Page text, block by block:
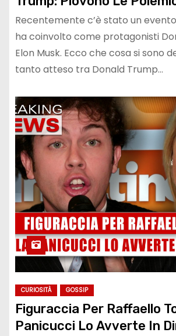
Recentemente c’è stato un
ha coinvolto come protagonisti
Elon Musk. Ecco che cosa si sono
tanto atteso tra Donald Trump…
CURIOSITÀ GOSSIP
Figuraccia Per Raffaello
Panicucci Lo Avverte In